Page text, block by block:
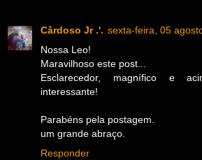
Cårdoso Jr .'. sexta-feira, 05
Nossa Leo!
Maravilhoso este post...
Esclarecedor, magnífico e
interessante!
Parabéns pela postagem.
um grande abraço.
Responder